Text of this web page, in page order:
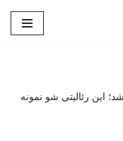
این رئالیتی شو نمونه